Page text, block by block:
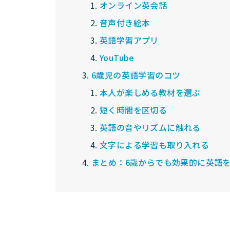
オンライン英会話
音声付き絵本
英語学習アプリ
YouTube
6歳児の英語学習のコツ
本人が楽しめる教材を選ぶ
短く時間を区切る
英語の音やリズムに触れる
文字による学習も取り入れる
まとめ：6歳からでも効果的に英語